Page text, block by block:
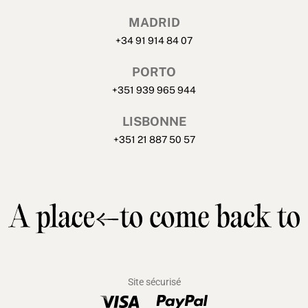
MADRID
+34 91 914 84 07
PORTO
+351 939 965 944
LISBONNE
+351 21 887 50 57
Site sécurisé